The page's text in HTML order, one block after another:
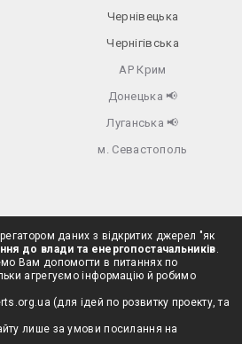
Чернівецька
Чернігівська
АР Крим
Донецька 📢
Луганська 📢
м. Севастополь
даних з відкритих джерел "як
до влади та енергопостачальників.
Вам допомогти в питаннях по
агрегуємо інформацію й робимо
(для ідей по розвитку проекту, та
лише за умови посилання на